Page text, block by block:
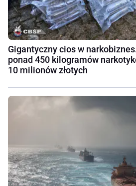
Gigantyczny cios w
ponad 450 kilogramów
10 milionów złotych